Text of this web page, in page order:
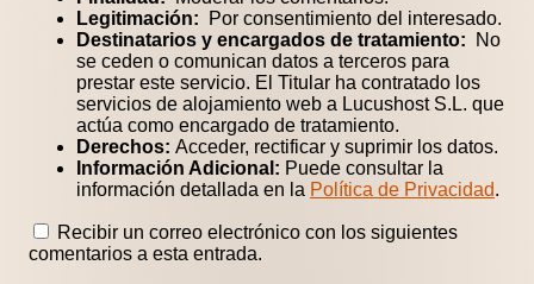
Legitimación: Por consentimiento del interesado.
Destinatarios y encargados de tratamiento: No
se ceden o comunican datos a terceros para
prestar este servicio. El Titular ha contratado los
servicios de alojamiento web a Lucushost S.L. que
actúa como encargado de tratamiento.
Derechos: Acceder, rectificar y suprimir los datos.
Información Adicional: Puede consultar la
información detallada en la Política de Privacidad.
Recibir un correo electrónico con los siguientes
comentarios a esta entrada.